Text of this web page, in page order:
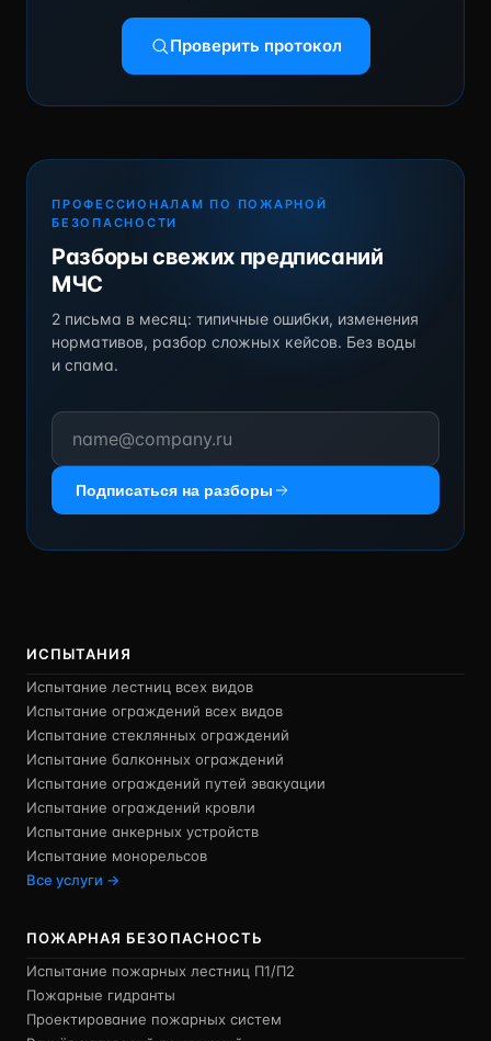
Проверить протокол
ПРОФЕССИОНАЛАМ ПО ПОЖАРНОЙ
БЕЗОПАСНОСТИ
Разборы свежих предписаний
МЧС
2 письма в месяц: типичные ошибки, изменения
нормативов, разбор сложных кейсов. Без воды
и спама.
Подписаться на разборы
ИСПЫТАНИЯ
Испытание лестниц всех видов
Испытание ограждений всех видов
Испытание стеклянных ограждений
Испытание балконных ограждений
Испытание ограждений путей эвакуации
Испытание ограждений кровли
Испытание анкерных устройств
Испытание монорельсов
Все услуги →
ПОЖАРНАЯ БЕЗОПАСНОСТЬ
Испытание пожарных лестниц П1/П2
Пожарные гидранты
Проектирование пожарных систем